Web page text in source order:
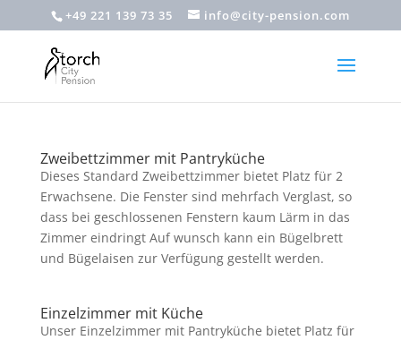
+49 221 139 73 35 info@city-pension.com
Zweibettzimmer mit Pantryküche
Dieses Standard Zweibettzimmer bietet Platz für 2
Erwachsene. Die Fenster sind mehrfach Verglast, so
dass bei geschlossenen Fenstern kaum Lärm in das
Zimmer eindringt Auf wunsch kann ein Bügelbrett
und Bügelaisen zur Verfügung gestellt werden.
Einzelzimmer mit Küche
Unser Einzelzimmer mit Pantryküche bietet Platz für